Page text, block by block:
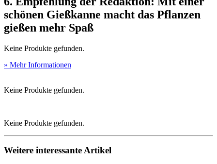
schönen Gießkanne macht das Pflanzen
gießen mehr Spaß
Keine Produkte gefunden.
» Mehr Informationen
Keine Produkte gefunden.
Keine Produkte gefunden.
Weitere interessante Artikel